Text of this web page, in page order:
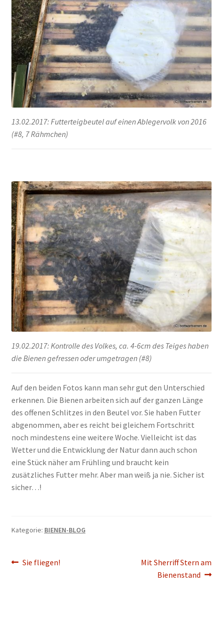
13.02.2017: Futterteigbeutel auf einen Ablegervolk von 2016
(#8, 7 Rähmchen)
19.02.2017: Kontrolle des Volkes, ca. 4-6cm des Teiges haben
die Bienen gefressen oder umgetragen (#8)
Auf den beiden Fotos kann man sehr gut den Unterschied
erkennen. Die Bienen arbeiten sich auf der ganzen Länge
des offenen Schlitzes in den Beutel vor. Sie haben Futter
abgenommen, aber es reicht bei gleichem Fortschritt
noch mindestens eine weitere Woche. Vielleicht ist das
Wetter und die Entwicklung der Natur dann auch schon
eine Stück näher am Frühling und braucht kein
zusätzliches Futter mehr. Aber man weiß ja nie. Sicher ist
sicher…!
Kategorie: BIENEN-BLOG
Beitragsnavigation
Vorheriger
Sie fliegen!
Nächster
Beitrag:
Mit Sherriff Stern am
Bienenstand